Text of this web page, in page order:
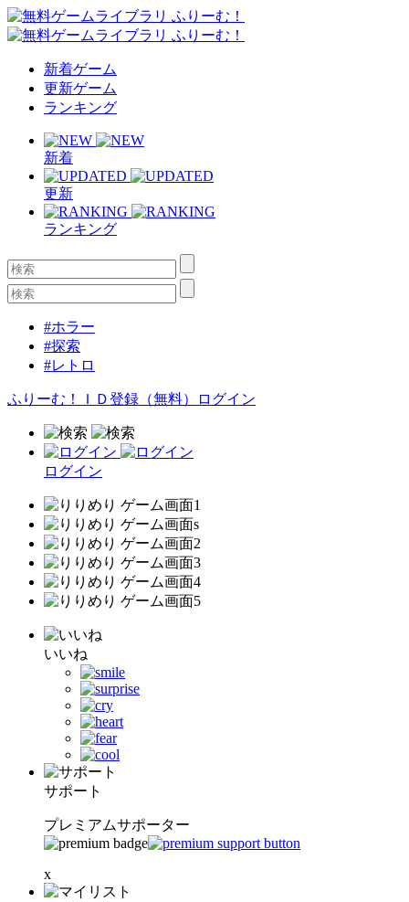
新着ゲーム
更新ゲーム
ランキング
新着
更新
ランキング
#ホラー
#探索
#レトロ
ふりーむ！ＩＤ登録（無料） ログイン
ログイン
いいね
サポート
プレミアムサポーター
x